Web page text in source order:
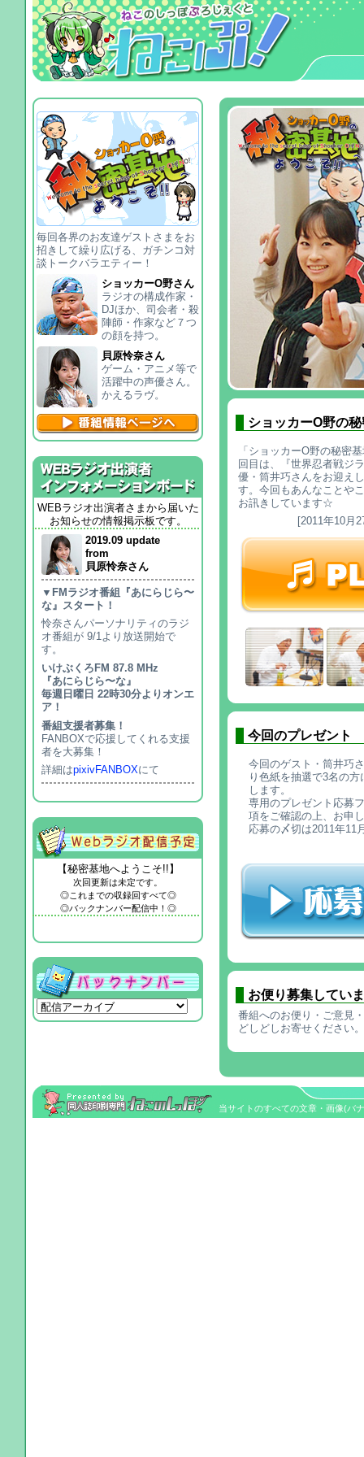
ショッカーO野の
「ショッカーO野の秘密
回目は、『世界忍者戦ジ
優・筒井巧さんをお迎え
す。今回もあんなことや
お訊きしています☆
[2011年10月
今回のプレゼント
今回のゲスト・筒井巧
り色紙を抽選で3名の
します。
専用のプレゼント応募
項をご確認の上、お申
応募の〆切は2011年11
お便り募集してい
番組へのお便り・ご意見
どしどしお寄せください
毎回各界のお友達ゲストさまをお
招きして繰り広げる、ガチンコ対
談トークバラエティー！
ショッカーO野さん
ラジオの構成作家・
DJほか、司会者・殺
陣師・作家など７つ
の顔を持つ。
貝原怜奈さん
ゲーム・アニメ等で
活躍中の声優さん。
かえるラヴ。
WEBラジオ出演者さまから届いた
お知らせの情報掲示板です。
2019.09 update
from
貝原怜奈さん
▼FMラジオ番組『あにらじら〜
な』スタート！
怜奈さんパーソナリティのラジ
オ番組が 9/1より放送開始で
す。
いけぶくろFM 87.8 MHz
『あにらじら〜な』
毎週日曜日 22時30分よりオンエ
ア！
番組支援者募集！
FANBOXで応援してくれる支援
者を大募集！
詳細はpixivFANBOXにて
【秘密基地へようこそ!!】
次回更新は未定です。
◎これまでの収録回すべて◎
◎バックナンバー配信中！◎
当サイトのすべての文章・画像(バ